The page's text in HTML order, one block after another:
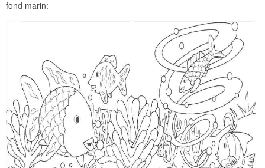
fond marin: